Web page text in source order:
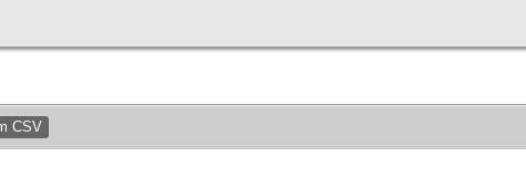
CSV